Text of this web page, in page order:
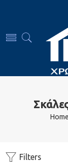
Home
Filters